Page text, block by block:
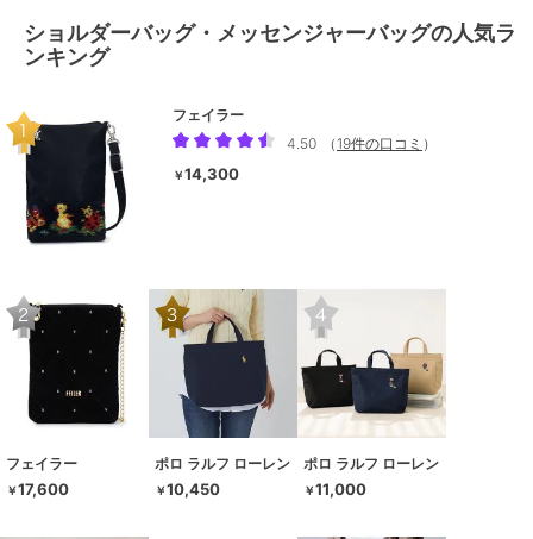
ショルダーバッグ・メッセンジャーバッグの人気ラ
ンキング
フェイラー
4.50
（ 19件の口コミ ）
￥14,300
フェイラー
￥17,600
ポロ ラルフ ローレン
￥10,450
ポロ ラルフ ローレン
￥11,000